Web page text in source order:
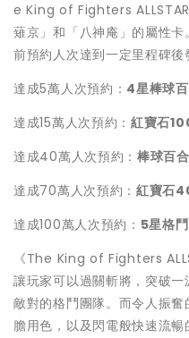
e King of Fighters
薙京」和「八神庵」的屬性卡
前預約人次達到一定里程碑後
達成5萬人次預約： 4星棒球
達成15萬人次預約： 紅寶石
達成40萬人次預約： 棒球百
達成70萬人次預約： 紅寶石
達成100萬人次預約： 5星格
《The King of Fighters
讓玩家可以過關斬將， 突破一
敵對的格鬥團隊。 而令人振奮
膽用色， 以及閃電般快速流